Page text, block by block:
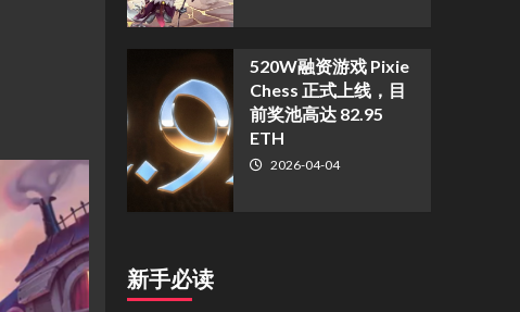
520W融资游戏 Pixie
Chess 正式上线，目
前奖池高达 82.95
ETH
2026-04-04
新手必读